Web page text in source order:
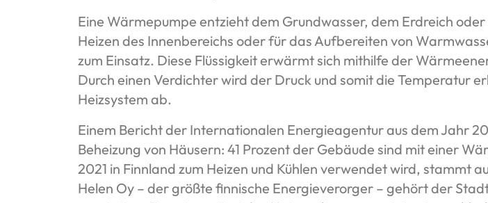
Eine Wärmepumpe entzieht dem Grundwasser, dem Erdreich
Heizen des Innenbereichs oder für das Aufbereiten von
zum Einsatz. Diese Flüssigkeit erwärmt sich mithilfe der
Durch einen Verdichter wird der Druck und somit die Temperatur
Heizsystem ab.
Einem Bericht der Internationalen Energieagentur aus dem Jahr
Beheizung von Häusern: 41 Prozent der Gebäude sind mit einer
2021 in Finnland zum Heizen und Kühlen verwendet wird, stammt
Helen Oy – der größte finnische Energieverorger – gehört der